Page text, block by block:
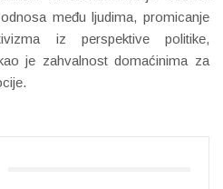
među ljudima, promicanje
iz perspektive politike,
je zahvalnost domaćinima za